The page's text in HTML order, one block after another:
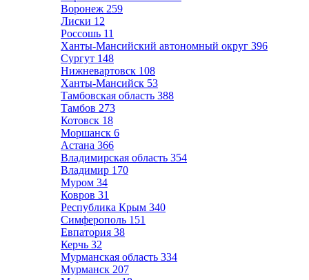
Воронеж 259
Лиски 12
Россошь 11
Ханты-Мансийский автономный округ 396
Сургут 148
Нижневартовск 108
Ханты-Мансийск 53
Тамбовская область 388
Тамбов 273
Котовск 18
Моршанск 6
Астана 366
Владимирская область 354
Владимир 170
Муром 34
Ковров 31
Республика Крым 340
Симферополь 151
Евпатория 38
Керчь 32
Мурманская область 334
Мурманск 207